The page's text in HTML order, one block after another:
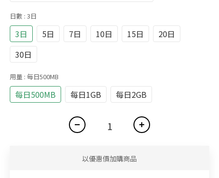
日數 : 3日
3日 5日 7日 10日 15日
20日
30日
用量 : 每日500MB
每日500MB 每日1GB 每日2GB
以優惠價加購商品